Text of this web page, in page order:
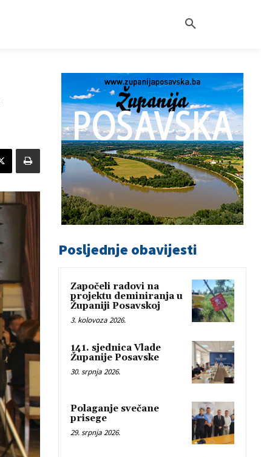
Posljednje obavijesti
Započeli radovi na
projektu deminiranja u
Županiji Posavskoj
3. kolovoza 2026.
141. sjednica Vlade
Županije Posavske
30. srpnja 2026.
Polaganje svečane
prisege
29. srpnja 2026.